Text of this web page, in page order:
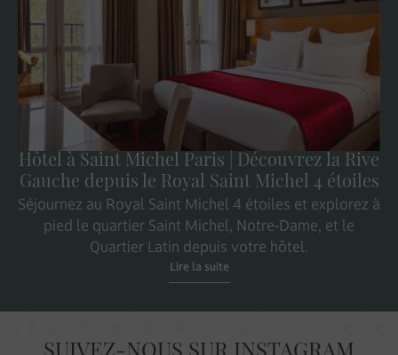
Hôtel à Saint Michel Paris | Découvrez la Rive
Gauche depuis le Royal Saint Michel 4 étoiles
Séjournez au Royal Saint Michel 4 étoiles et explorez à
pied le quartier Saint Michel, Notre-Dame, et le
Quartier Latin depuis votre hôtel.
Lire la suite